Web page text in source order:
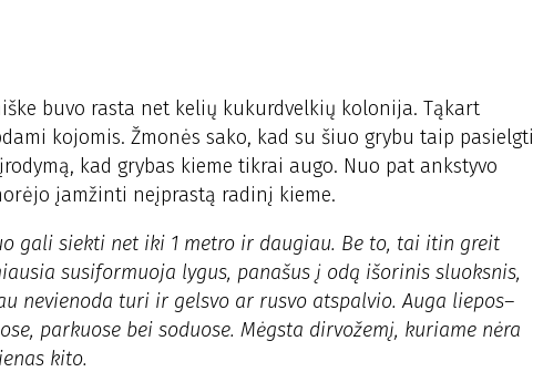
buvo rasta net kelių kukurdvelkių kolonija. Tąkart
kojomis. Žmonės sako, kad su šiuo grybu taip pasielgti
kad grybas kieme tikrai augo. Nuo pat ankstyvo
įamžinti neįprastą radinį kieme.
gali siekti net iki 1 metro ir daugiau. Be to, tai itin greit
susiformuoja lygus, panašus į odą išorinis sluoksnis,
turi ir gelsvo ar rusvo atspalvio. Auga liepos–
parkuose bei soduose. Mėgsta dirvožemį, kuriame nėra
kito.